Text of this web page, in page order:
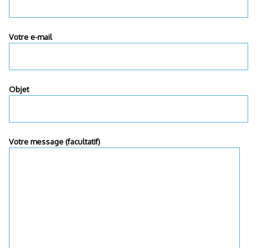
Votre e-mail
Objet
Votre message (facultatif)